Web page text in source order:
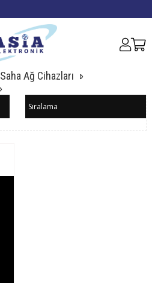
Saha Ağ Cihazları
Sıralama